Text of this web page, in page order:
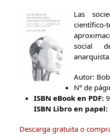
Las
social
anarquista.
Autor:
N° de
ISBN eBook en PDF:
ISBN Libro en papel:
Descarga gratuita o